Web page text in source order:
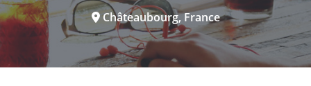
Châteaubourg, France